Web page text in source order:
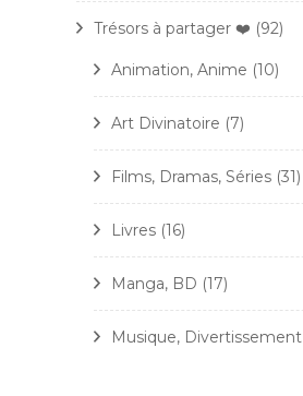
Trésors à partager ❤️ (92)
Animation, Anime (10)
Art Divinatoire (7)
Films, Dramas, Séries (31)
Livres (16)
Manga, BD (17)
Musique, Divertissement